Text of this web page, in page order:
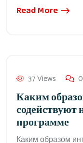
Read More
37 Views
Каким
содействуют
программе
Каким образом